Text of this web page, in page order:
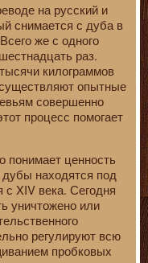
на русский и
снимается с дуба в
же с одного
раз.
килограммов
опытные
совершенно
процесс помогает
понимает ценность
находятся под
с XIV века. Сегодня
уничтожено или
регулируют всю
пробковых